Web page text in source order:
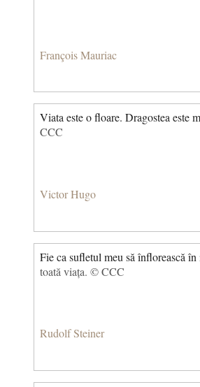
François Mauriac
Viata este o floare. Dragostea este
CCC
Victor Hugo
Fie ca sufletul meu să înflorească
toată viața. © CCC
Rudolf Steiner